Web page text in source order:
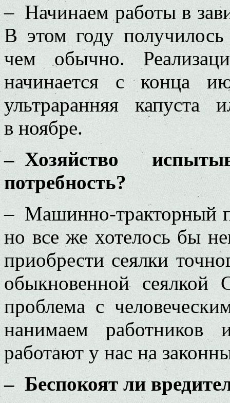
– Начинаем работы в
В этом году
чем обычно.
начинается с конца
ультраранняя капуста
в ноябре.
– Хозяйство
потребность?
– Машинно-тракторный
но все же хотелось бы
приобрести сеялки
обыкновенной
проблема с
нанимаем работников
работают у нас на
– Беспокоят ли